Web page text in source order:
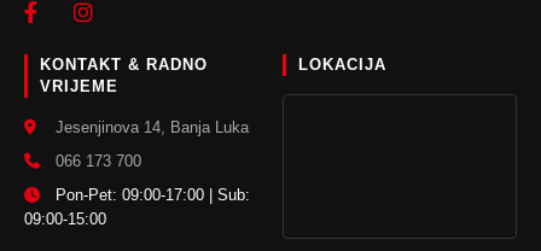
KONTAKT & RADNO
VRIJEME
Jesenjinova 14, Banja Luka
066 173 700
Pon-Pet: 09:00-17:00 | Sub:
09:00-15:00
LOKACIJA